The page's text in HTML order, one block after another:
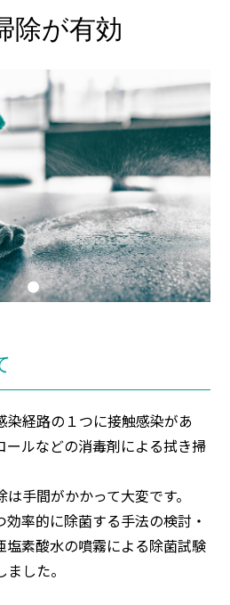
除が有効
染経路の１つに接触感染があ
ールなどの消毒剤による拭き掃
手間がかかって大変です。
率的に除菌する手法の検討・
塩素酸水の噴霧による除菌試験
した。